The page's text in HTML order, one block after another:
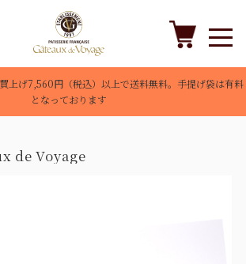
上げ7,560円（税込）以上で送料無料。手提げ袋は有料
となっております
de Voyage